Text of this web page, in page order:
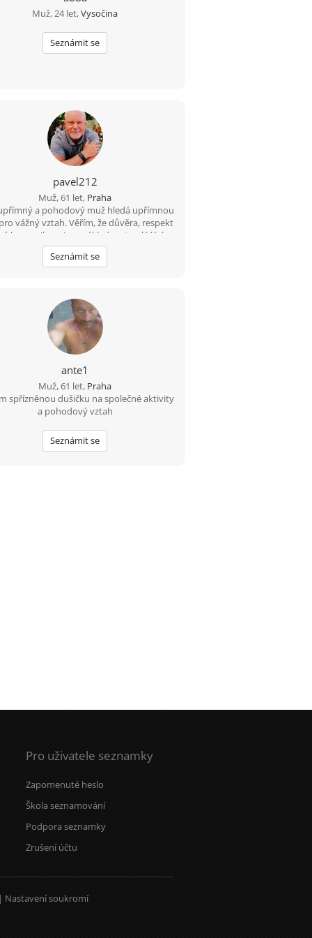
Muž, 24 let,Vysočina
Seznámit se
pavel212
Muž, 61 let, Praha
a pohodový muž hledá upřímnou
vážný vztah. Věřím, že důvěra, respekt
komunikace jsou základem trvalé lásky.
hledáš něco opravdového, rád tě
poznám.
Seznámit se
ante1
Muž, 61 let, Praha
spřízněnou dušičku na společné aktivity
a pohodový vztah
Seznámit se
Pro uživatele seznamky
Zapomenuté heslo
Škola seznamování
Podpora seznamky
Zrušení účtu
Nastavení soukromí